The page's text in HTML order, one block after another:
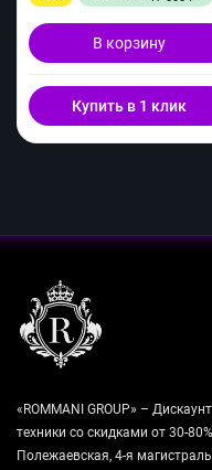
В корзину
Купить в 1 клик
«ROMMANI GROUP» –
техники со скидками от 30-
Полежаевская, 4-я